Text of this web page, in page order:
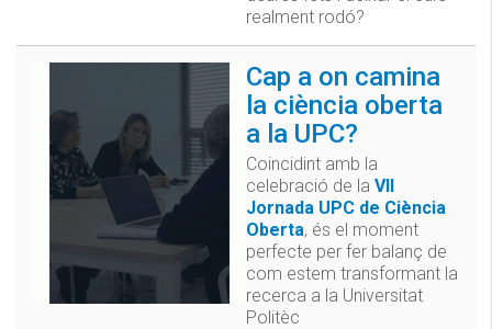
realment rodó?
Cap a on camina
la ciència oberta
a la UPC?
Coincidint amb la
celebració de la VII
Jornada UPC de Ciència
Oberta, és el moment
perfecte per fer balanç de
com estem transformant la
recerca a la Universitat
Politèc